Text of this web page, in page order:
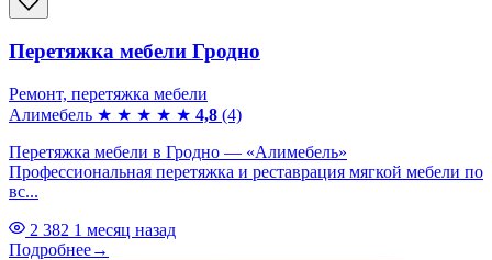
Перетяжка мебели Гродно
Ремонт, перетяжка мебели
Алимебель ★ ★ ★ ★ ★ 4,8 (4)
Перетяжка мебели в Гродно — «Алимебель»
Профессиональная перетяжка и реставрация мягкой мебели по
вс...
2 382 1 месяц назад
Подробнее→